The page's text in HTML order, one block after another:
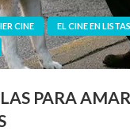
CINE
EL CINE EN LISTAS
PARA